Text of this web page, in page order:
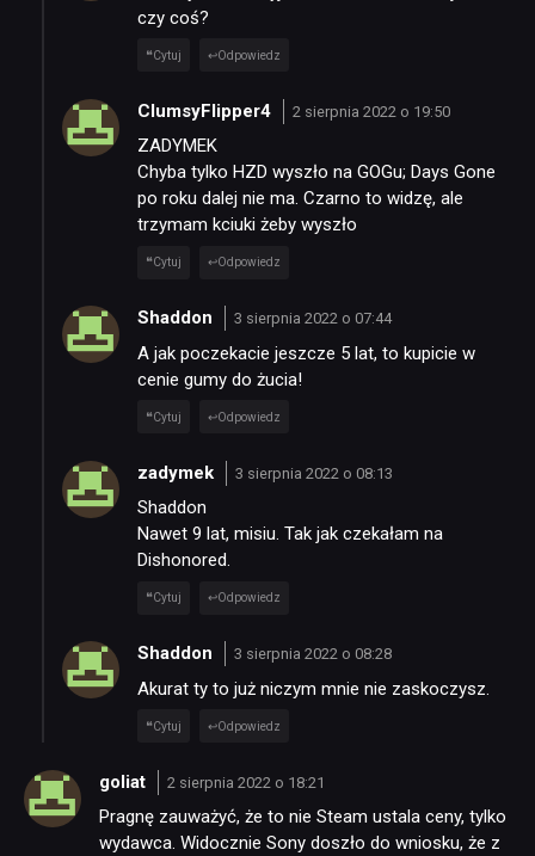
NEWSY
RECENZJE
KULTURA
TECHNOLOGIE
DYSKUSJE
JUŻ GRALIŚMY
SKLEP
czy coś?
Cytuj Odpowiedz
ClumsyFlipper4 2 sierpnia 2022 o 19:50
ZADYMEK
Chyba tylko HZD wyszło na GOGu; Days Gone
po roku dalej nie ma. Czarno to widzę, ale
trzymam kciuki żeby wyszło
Cytuj Odpowiedz
Shaddon 3 sierpnia 2022 o 07:44
A jak poczekacie jeszcze 5 lat, to kupicie w
cenie gumy do żucia!
Cytuj Odpowiedz
zadymek 3 sierpnia 2022 o 08:13
Shaddon
Nawet 9 lat, misiu. Tak jak czekałam na
Dishonored.
Cytuj Odpowiedz
Shaddon 3 sierpnia 2022 o 08:28
Akurat ty to już niczym mnie nie zaskoczysz.
Cytuj Odpowiedz
goliat 2 sierpnia 2022 o 18:21
Pragnę zauważyć, że to nie Steam ustala ceny, tylko
wydawca. Widocznie Sony doszło do wniosku, że z